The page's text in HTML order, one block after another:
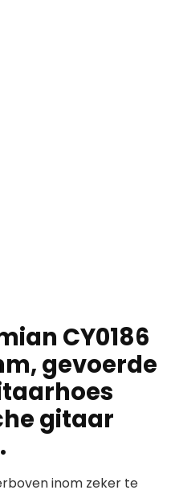
CY0186
gevoerde
gitaar
inom zeker te